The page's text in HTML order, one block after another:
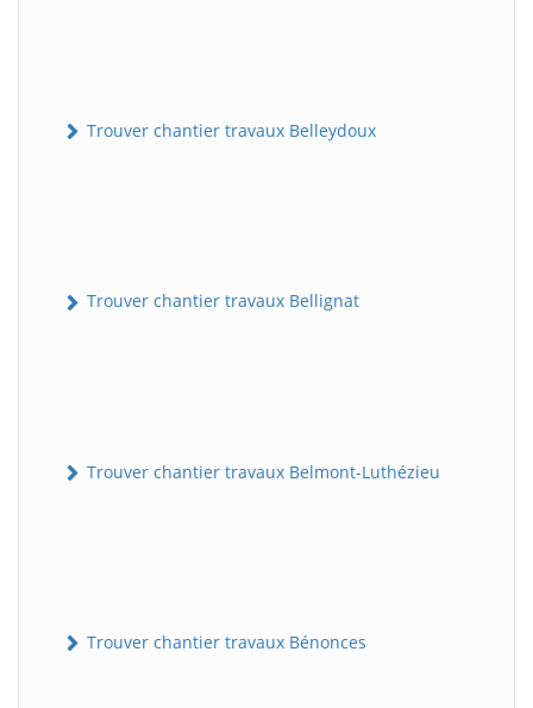
Trouver chantier travaux Belleydoux
Trouver chantier travaux Bellignat
Trouver chantier travaux Belmont-Luthézieu
Trouver chantier travaux Bénonces